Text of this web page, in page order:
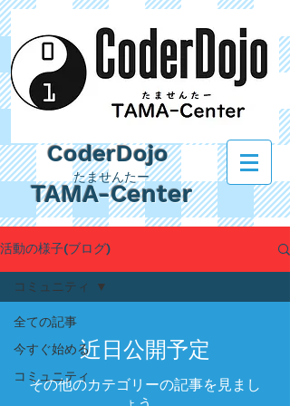
CoderDojo
たませんたー
TAMA-Center
活動の様子(ブログ)
全ての記事
今すぐ始める
コミュニティ
コミュニティ
近日公開予定
その他のカテゴリーの記事を見まし